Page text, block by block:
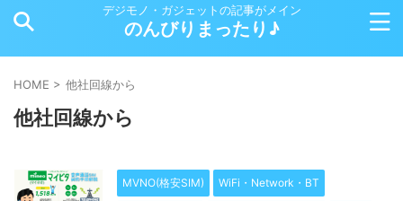
デジモノ・ガジェットの記事がメイン
のんびりまったり♪
HOME > 他社回線から
他社回線から
MVNO(格安SIM) WiFi・Network・BT